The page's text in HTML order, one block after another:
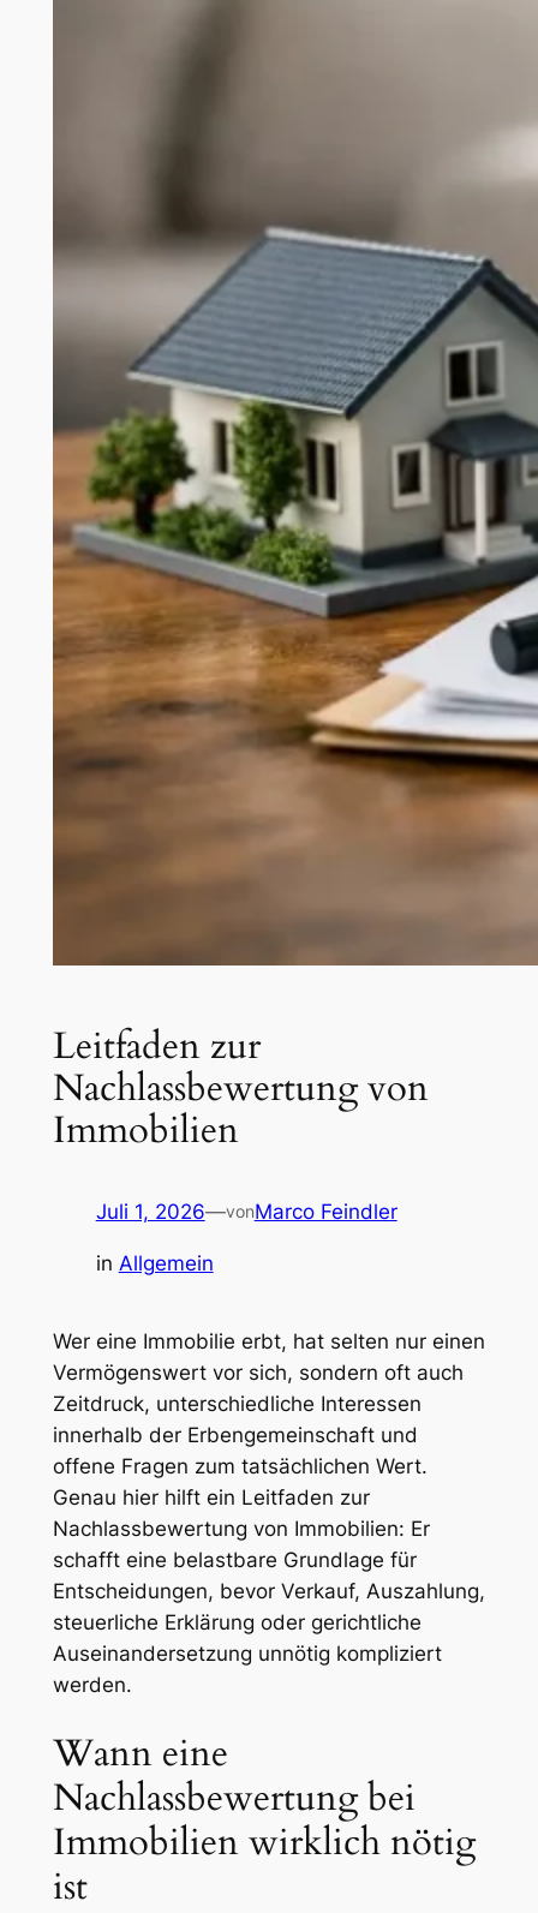
Leitfaden zur
Nachlassbewertung von
Immobilien
Juli 1, 2026—vonMarco Feindler
in Allgemein
Wer eine Immobilie erbt, hat selten nur einen
Vermögenswert vor sich, sondern oft auch
Zeitdruck, unterschiedliche Interessen
innerhalb der Erbengemeinschaft und
offene Fragen zum tatsächlichen Wert.
Genau hier hilft ein Leitfaden zur
Nachlassbewertung von Immobilien: Er
schafft eine belastbare Grundlage für
Entscheidungen, bevor Verkauf, Auszahlung,
steuerliche Erklärung oder gerichtliche
Auseinandersetzung unnötig kompliziert
werden.
Wann eine
Nachlassbewertung bei
Immobilien wirklich nötig
ist